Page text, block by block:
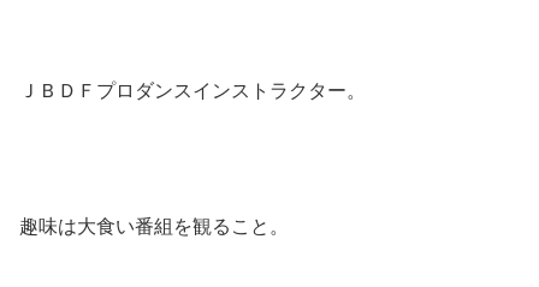
ＪＢＤＦプロダンスインストラクター。
趣味は大食い番組を観ること。